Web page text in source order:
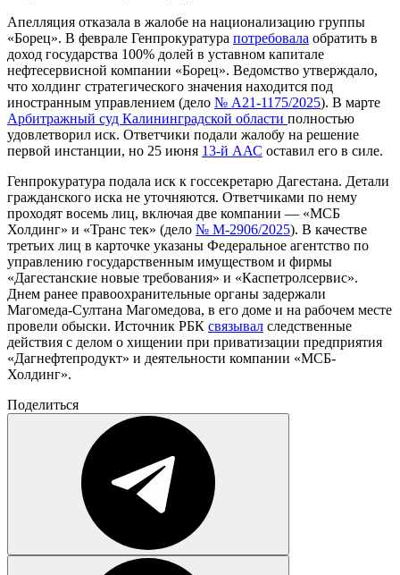
Апелляция отказала в жалобе на национализацию группы
«Борец». В феврале Генпрокуратура потребовала обратить в
доход государства 100% долей в уставном капитале
нефтесервисной компании «Борец». Ведомство утверждало,
что холдинг стратегического значения находится под
иностранным управлением (дело № А21-1175/2025). В марте
Арбитражный суд Калининградской области полностью
удовлетворил иск. Ответчики подали жалобу на решение
первой инстанции, но 25 июня 13-й ААС оставил его в силе.
Генпрокуратура подала иск к госсекретарю Дагестана. Детали
гражданского иска не уточняются. Ответчиками по нему
проходят восемь лиц, включая две компании — «МСБ
Холдинг» и «Транс тек» (дело № М-2906/2025). В качестве
третьих лиц в карточке указаны Федеральное агентство по
управлению государственным имуществом и фирмы
«Дагестанские новые требования» и «Каспетролсервис».
Днем ранее правоохранительные органы задержали
Магомеда-Султана Магомедова, в его доме и на рабочем месте
провели обыски. Источник РБК связывал следственные
действия с делом о хищении при приватизации предприятия
«Дагнефтепродукт» и деятельности компании «МСБ-
Холдинг».
Поделиться